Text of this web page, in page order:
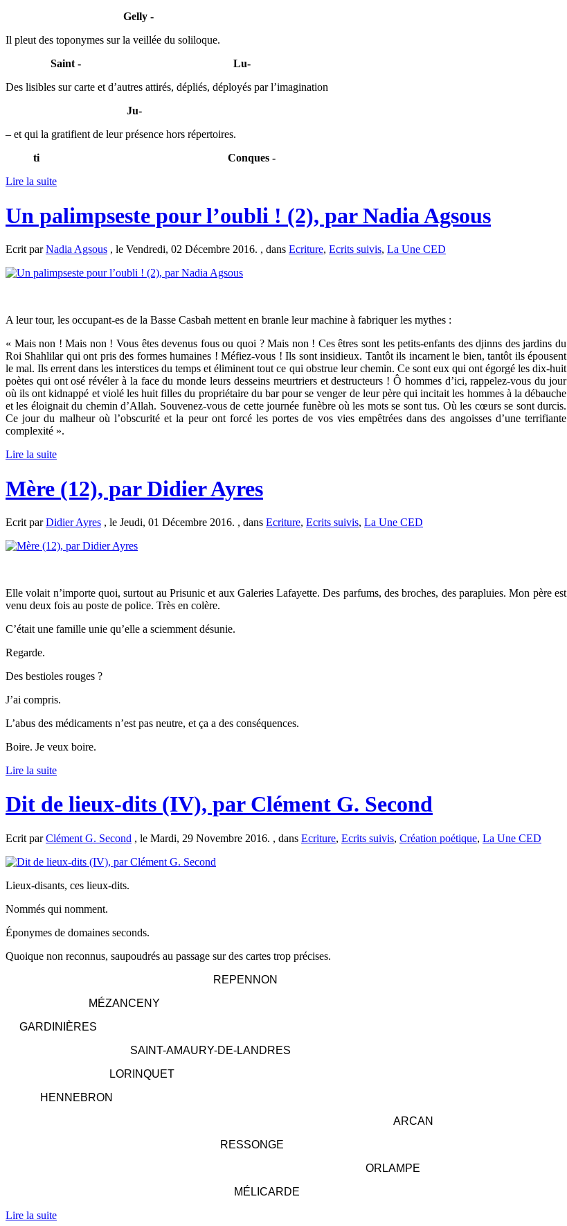
Gelly -
Il pleut des toponymes sur la veillée du soliloque.
Saint - Lu-
Des lisibles sur carte et d’autres attirés, dépliés, déployés par l’imagination
Ju-
– et qui la gratifient de leur présence hors répertoires.
ti Conques -
Lire la suite
Un palimpseste pour l’oubli ! (2), par Nadia Agsous
Ecrit parNadia Agsous , le Vendredi, 02 Décembre 2016. , dans Ecriture, Ecrits suivis, La Une CED
A leur tour, les occupant-es de la Basse Casbah mettent en branle leur machine à fabriquer les mythes :
« Mais non ! Mais non ! Vous êtes devenus fous ou quoi ? Mais non ! Ces êtres sont les petits-enfants des djinns des jardins du
Roi Shahlilar qui ont pris des formes humaines ! Méfiez-vous ! Ils sont insidieux. Tantôt ils incarnent le bien, tantôt ils épousent
le mal. Ils errent dans les interstices du temps et éliminent tout ce qui obstrue leur chemin. Ce sont eux qui ont égorgé les dix-huit
poètes qui ont osé révéler à la face du monde leurs desseins meurtriers et destructeurs ! Ô hommes d’ici, rappelez-vous du jour
où ils ont kidnappé et violé les huit filles du propriétaire du bar pour se venger de leur père qui incitait les hommes à la débauche
et les éloignait du chemin d’Allah. Souvenez-vous de cette journée funèbre où les mots se sont tus. Où les cœurs se sont durcis.
Ce jour du malheur où l’obscurité et la peur ont forcé les portes de vos vies empêtrées dans des angoisses d’une terrifiante
complexité ».
Lire la suite
Mère (12), par Didier Ayres
Ecrit parDidier Ayres , le Jeudi, 01 Décembre 2016. , dans Ecriture, Ecrits suivis, La Une CED
Elle volait n’importe quoi, surtout au Prisunic et aux Galeries Lafayette. Des parfums, des broches, des parapluies. Mon père est
venu deux fois au poste de police. Très en colère.
C’était une famille unie qu’elle a sciemment désunie.
Regarde.
Des bestioles rouges ?
J’ai compris.
L’abus des médicaments n’est pas neutre, et ça a des conséquences.
Boire. Je veux boire.
Lire la suite
Dit de lieux-dits (IV), par Clément G. Second
Ecrit parClément G. Second , le Mardi, 29 Novembre 2016. , dans Ecriture, Ecrits suivis, Création poétique, La Une CED
Lieux-disants, ces lieux-dits.
Nommés qui nomment.
Éponymes de domaines seconds.
Quoique non reconnus, saupoudrés au passage sur des cartes trop précises.
REPENNON
MÉZANCENY
GARDINIÈRES
SAINT-AMAURY-DE-LANDRES
LORINQUET
HENNEBRON
ARCAN
RESSONGE
ORLAMPE
MÉLICARDE
Lire la suite